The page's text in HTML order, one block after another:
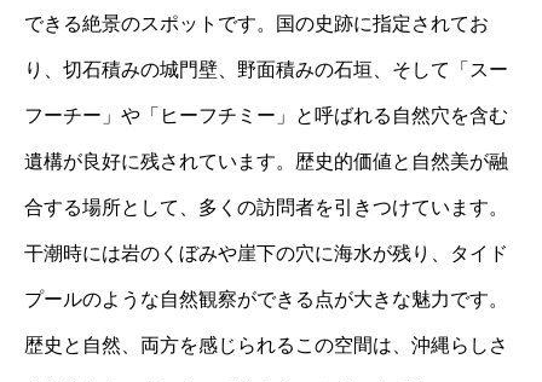
できる絶景のスポットです。国の史跡に指定されてお
り、切石積みの城門壁、野面積みの石垣、そして「スー
フーチー」や「ヒーフチミー」と呼ばれる自然穴を含む
遺構が良好に残されています。歴史的価値と自然美が融
合する場所として、多くの訪問者を引きつけています。
干潮時には岩のくぼみや崖下の穴に海水が残り、タイド
プールのような自然観察ができる点が大きな魅力です。
歴史と自然、両方を感じられるこの空間は、沖縄らしさ